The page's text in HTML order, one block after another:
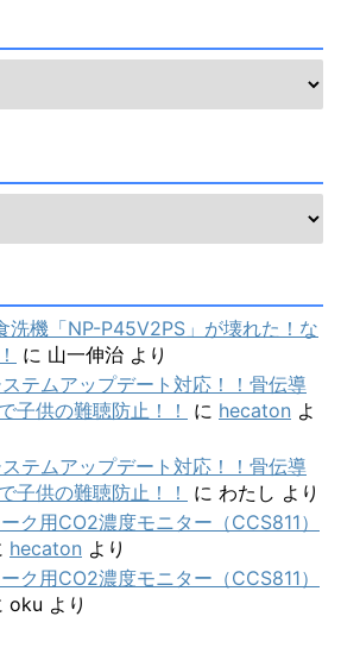
洗機「NP-P45V2PS」が壊れた！な
に 山一伸治 より
テムアップデート対応！！骨伝導
子供の難聴防止！！
に hecaton よ
テムアップデート対応！！骨伝導
子供の難聴防止！！
に わたし より
ク用CO2濃度モニター（CCS811）
hecaton より
ク用CO2濃度モニター（CCS811）
oku より